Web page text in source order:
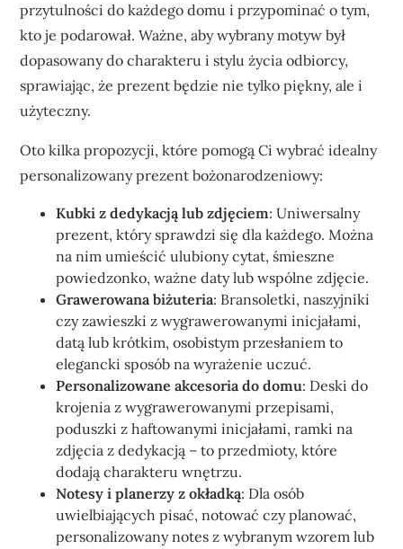
przytulności do każdego domu i przypominać o tym,
kto je podarował. Ważne, aby wybrany motyw był
dopasowany do charakteru i stylu życia odbiorcy,
sprawiając, że prezent będzie nie tylko piękny, ale i
użyteczny.
Oto kilka propozycji, które pomogą Ci wybrać idealny
personalizowany prezent bożonarodzeniowy:
Kubki z dedykacją lub zdjęciem: Uniwersalny
prezent, który sprawdzi się dla każdego. Można
na nim umieścić ulubiony cytat, śmieszne
powiedzonko, ważne daty lub wspólne zdjęcie.
Grawerowana biżuteria: Bransoletki, naszyjniki
czy zawieszki z wygrawerowanymi inicjałami,
datą lub krótkim, osobistym przesłaniem to
elegancki sposób na wyrażenie uczuć.
Personalizowane akcesoria do domu: Deski do
krojenia z wygrawerowanymi przepisami,
poduszki z haftowanymi inicjałami, ramki na
zdjęcia z dedykacją – to przedmioty, które
dodają charakteru wnętrzu.
Notesy i planerzy z okładką: Dla osób
uwielbiających pisać, notować czy planować,
personalizowany notes z wybranym wzorem lub